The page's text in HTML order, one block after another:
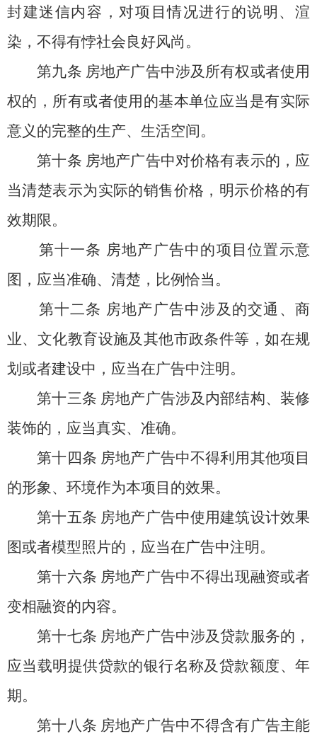
封建迷信内容，对项目情况进行的说明、渲
染，不得有悖社会良好风尚。
第九条 房地产广告中涉及所有权或者使用
权的，所有或者使用的基本单位应当是有实际
意义的完整的生产、生活空间。
第十条 房地产广告中对价格有表示的，应
当清楚表示为实际的销售价格，明示价格的有
效期限。
第十一条 房地产广告中的项目位置示意
图，应当准确、清楚，比例恰当。
第十二条 房地产广告中涉及的交通、商
业、文化教育设施及其他市政条件等，如在规
划或者建设中，应当在广告中注明。
第十三条 房地产广告涉及内部结构、装修
装饰的，应当真实、准确。
第十四条 房地产广告中不得利用其他项目
的形象、环境作为本项目的效果。
第十五条 房地产广告中使用建筑设计效果
图或者模型照片的，应当在广告中注明。
第十六条 房地产广告中不得出现融资或者
变相融资的内容。
第十七条 房地产广告中涉及贷款服务的，
应当载明提供贷款的银行名称及贷款额度、年
期。
第十八条 房地产广告中不得含有广告主能